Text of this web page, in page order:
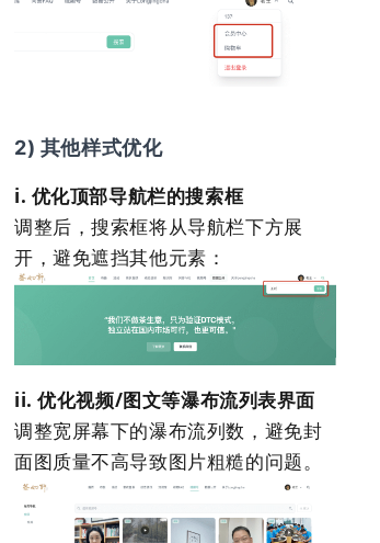
2) 其他样式优化
i. 优化顶部导航栏的搜索框
调整后，搜索框将从导航栏下方展
开，避免遮挡其他元素：
ii. 优化视频/图文等瀑布流列表界面
调整宽屏幕下的瀑布流列数，避免封
面图质量不高导致图片粗糙的问题。